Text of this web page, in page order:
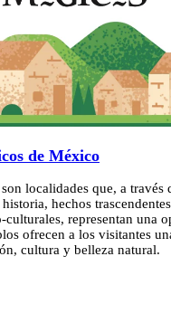
de México
localidades que, a través
hechos
culturales, representan una
ofrecen a los visitantes
cultura y belleza natural.